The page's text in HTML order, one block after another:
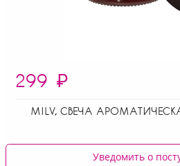
299 ₽
MILV, СВЕЧА
Уведомить о